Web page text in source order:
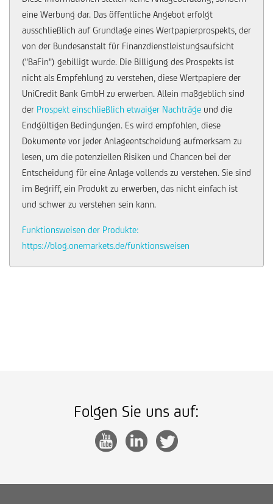
eine Werbung dar. Das öffentliche Angebot erfolgt
ausschließlich auf Grundlage eines Wertpapierprospekts, der
von der Bundesanstalt für Finanzdienstleistungsaufsicht
("BaFin") gebilligt wurde. Die Billigung des Prospekts ist
nicht als Empfehlung zu verstehen, diese Wertpapiere der
UniCredit Bank GmbH zu erwerben. Allein maßgeblich sind
der Prospekt einschließlich etwaiger Nachträge und die
Endgültigen Bedingungen. Es wird empfohlen, diese
Dokumente vor jeder Anlageentscheidung aufmerksam zu
lesen, um die potenziellen Risiken und Chancen bei der
Entscheidung für eine Anlage vollends zu verstehen. Sie sind
im Begriff, ein Produkt zu erwerben, das nicht einfach ist
und schwer zu verstehen sein kann.
Funktionsweisen der Produkte:
https://blog.onemarkets.de/funktionsweisen
Folgen Sie uns auf: